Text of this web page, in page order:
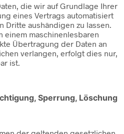
die wir auf Grundlage Ihrer
eines Vertrags automatisiert
Dritte aushändigen zu lassen.
maschinenlesbaren
Übertragung der Daten an
verlangen, erfolgt dies nur,
ist.
Sperrung, Löschung